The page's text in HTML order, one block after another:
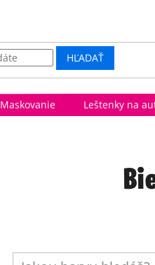
HĽADAŤ
Maskovanie Leštenky na